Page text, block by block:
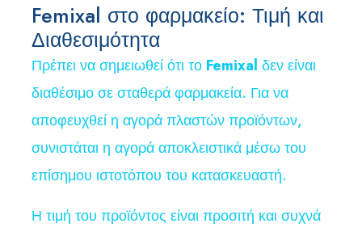
Femixal στο φαρμακείο: Τιμή και
Διαθεσιμότητα
Πρέπει να σημειωθεί ότι το Femixal δεν είναι
διαθέσιμο σε σταθερά φαρμακεία. Για να
αποφευχθεί η αγορά πλαστών προϊόντων,
συνιστάται η αγορά αποκλειστικά μέσω του
επίσημου ιστοτόπου του κατασκευαστή.
Η τιμή του προϊόντος είναι προσιτή και συχνά